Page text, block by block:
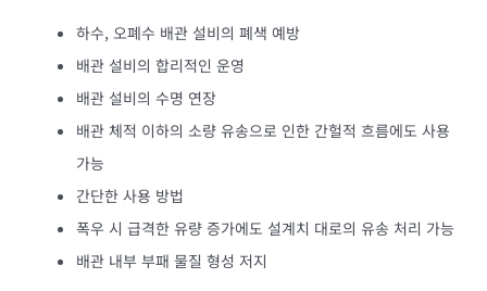
하수, 오폐수 배관 설비의 폐색 예방
배관 설비의 합리적인 운영
배관 설비의 수명 연장
배관 체적 이하의 소량 유송으로 인한 간헐적 흐름에도 사용
가능
간단한 사용 방법
폭우 시 급격한 유량 증가에도 설계치 대로의 유송 처리 가능
배관 내부 부패 물질 형성 저지